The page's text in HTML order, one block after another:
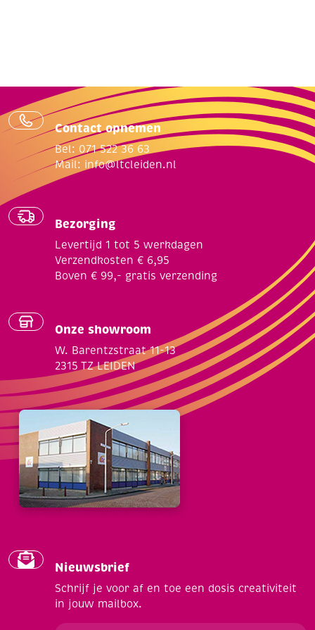
Contact opnemen
Bel: 071 522 36 63
Mail: info@ltcleiden.nl
Bezorging
Levertijd 1 tot 5 werkdagen
Verzendkosten € 6,95
Boven € 99,- gratis verzending
Onze showroom
W. Barentzstraat 11-13
2315 TZ LEIDEN
Nieuwsbrief
Schrijf je voor af en toe een dosis creativiteit
in jouw mailbox.